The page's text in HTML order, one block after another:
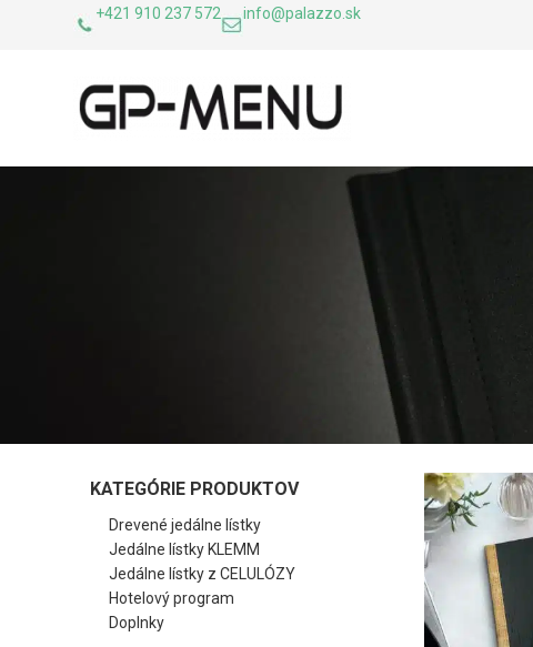
+421 910 237 572 info@palazzo.sk
KATEGÓRIE PRODUKTOV
Drevené jedálne lístky
Jedálne lístky KLEMM
Jedálne lístky z CELULÓZY
Hotelový program
Doplnky